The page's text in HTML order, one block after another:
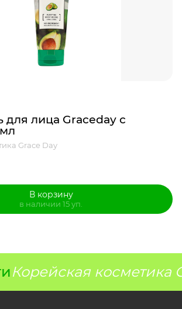
для лица Graceday с
Grace Day
В корзину
в наличии 15 уп.
Корейская косметика